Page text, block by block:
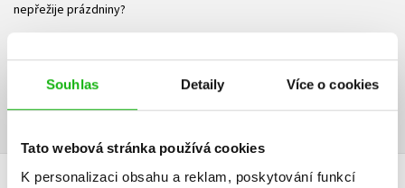
Souhlas Detaily Více o cookies
Tato webová stránka používá cookies
K personalizaci obsahu a reklam, poskytování funkcí
nepřežije prázdniny?
Ukázka.pdf